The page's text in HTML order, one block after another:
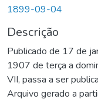
1899-09-04
Descrição
Publicado de 17 de
1907 de terça a
VII, passa a ser
Arquivo gerado a